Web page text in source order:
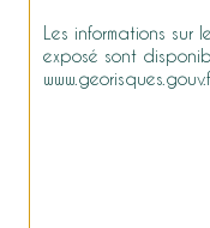
Les informations sur
exposé sont